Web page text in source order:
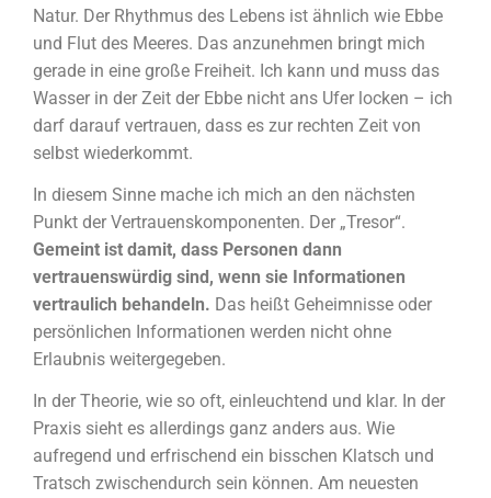
Natur. Der Rhythmus des Lebens ist ähnlich wie Ebbe
und Flut des Meeres. Das anzunehmen bringt mich
gerade in eine große Freiheit. Ich kann und muss das
Wasser in der Zeit der Ebbe nicht ans Ufer locken – ich
darf darauf vertrauen, dass es zur rechten Zeit von
selbst wiederkommt.
In diesem Sinne mache ich mich an den nächsten
Punkt der Vertrauenskomponenten. Der „Tresor“.
Gemeint ist damit, dass Personen dann
vertrauenswürdig sind, wenn sie Informationen
vertraulich behandeln. Das heißt Geheimnisse oder
persönlichen Informationen werden nicht ohne
Erlaubnis weitergegeben.
In der Theorie, wie so oft, einleuchtend und klar. In der
Praxis sieht es allerdings ganz anders aus. Wie
aufregend und erfrischend ein bisschen Klatsch und
Tratsch zwischendurch sein können. Am neuesten